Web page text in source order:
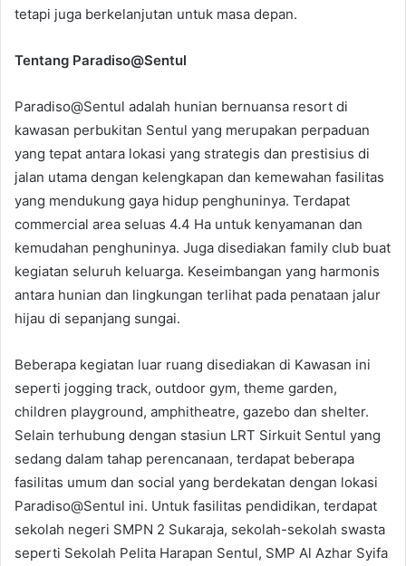
tetapi juga berkelanjutan untuk masa depan.
Tentang Paradiso@Sentul
Paradiso@Sentul adalah hunian bernuansa resort di
kawasan perbukitan Sentul yang merupakan perpaduan
yang tepat antara lokasi yang strategis dan prestisius di
jalan utama dengan kelengkapan dan kemewahan fasilitas
yang mendukung gaya hidup penghuninya. Terdapat
commercial area seluas 4.4 Ha untuk kenyamanan dan
kemudahan penghuninya. Juga disediakan family club buat
kegiatan seluruh keluarga. Keseimbangan yang harmonis
antara hunian dan lingkungan terlihat pada penataan jalur
hijau di sepanjang sungai.
Beberapa kegiatan luar ruang disediakan di Kawasan ini
seperti jogging track, outdoor gym, theme garden,
children playground, amphitheatre, gazebo dan shelter.
Selain terhubung dengan stasiun LRT Sirkuit Sentul yang
sedang dalam tahap perencanaan, terdapat beberapa
fasilitas umum dan social yang berdekatan dengan lokasi
Paradiso@Sentul ini. Untuk fasilitas pendidikan, terdapat
sekolah negeri SMPN 2 Sukaraja, sekolah-sekolah swasta
seperti Sekolah Pelita Harapan Sentul, SMP Al Azhar Syifa